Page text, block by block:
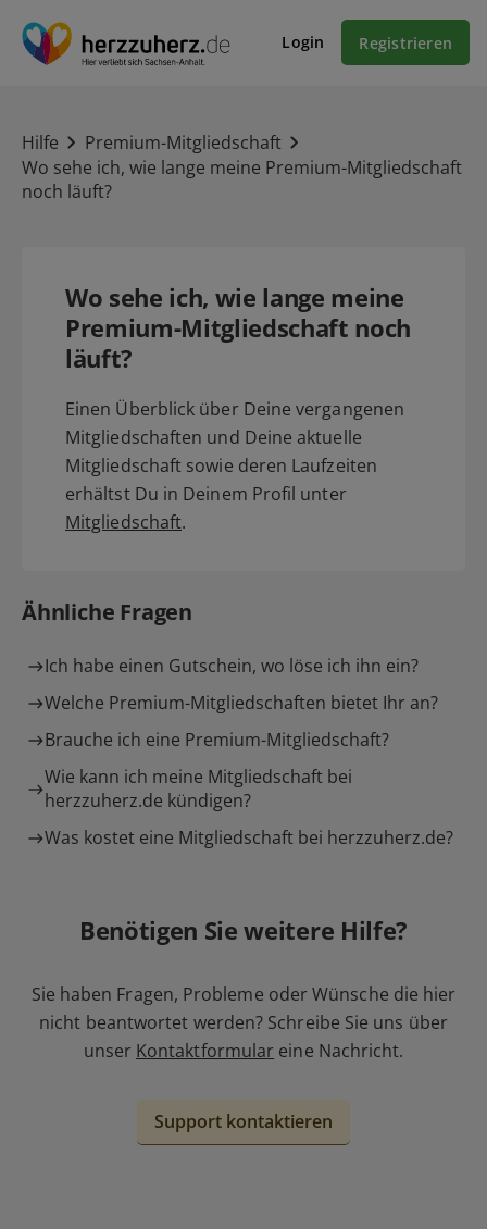
Login Registrieren
Hilfe
Premium-Mitgliedschaft
Wo sehe ich, wie lange meine Premium-Mitgliedschaft
noch läuft?
Wo sehe ich, wie lange meine
Premium-Mitgliedschaft noch
läuft?
Einen Überblick über Deine vergangenen
Mitgliedschaften und Deine aktuelle
Mitgliedschaft sowie deren Laufzeiten
erhältst Du in Deinem Profil unter
Mitgliedschaft.
Ähnliche Fragen
Ich habe einen Gutschein, wo löse ich ihn ein?
Welche Premium-Mitgliedschaften bietet Ihr an?
Brauche ich eine Premium-Mitgliedschaft?
Wie kann ich meine Mitgliedschaft bei
herzzuherz.de kündigen?
Was kostet eine Mitgliedschaft bei herzzuherz.de?
Benötigen Sie weitere Hilfe?
Sie haben Fragen, Probleme oder Wünsche die hier
nicht beantwortet werden? Schreibe Sie uns über
unser Kontaktformular eine Nachricht.
Support kontaktieren